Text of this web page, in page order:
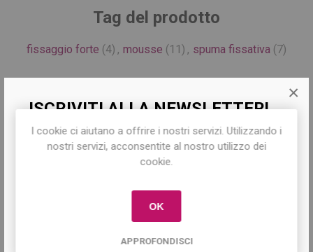
ISCRIVITI ALLA NEWSLETTER!
Iscriviti per conoscere le nostre ultime
offerte e ricevere il10% di sconto
×
Tag del prodotto
fissaggio forte (4) , mousse (11) , spuma fissativa (7)
Prodotti correlati
I cookie ci aiutano a offrire i nostri servizi. Utilizzando i
nostri servizi, acconsentite al nostro utilizzo dei
cookie.
OK
APPROFONDISCI